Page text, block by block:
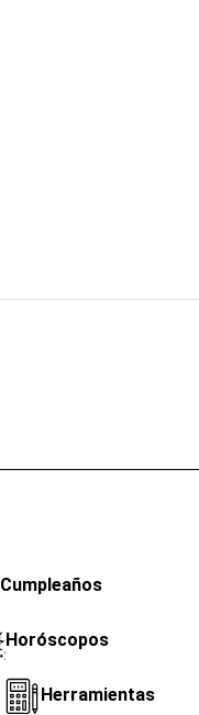
Cumpleaños
Horóscopos
Herramientas